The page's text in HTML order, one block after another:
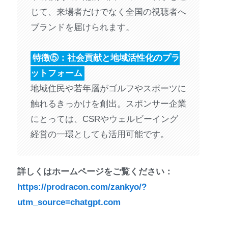
じて、来場者だけでなく全国の視聴者へ
ブランドを届けられます。
特徴⑤：社会貢献と地域活性化のプラ
ットフォーム
地域住民や若年層がゴルフやスポーツに
触れるきっかけを創出。スポンサー企業
にとっては、CSRやウェルビーイング
経営の一環としても活用可能です。
詳しくはホームページをご覧ください：
https://prodracon.com/zankyo/?
utm_source=chatgpt.com